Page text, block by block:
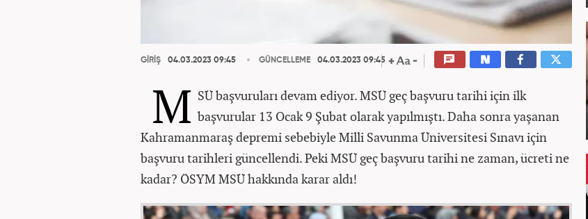
GİRİŞ 04.03.2023 09:45 GÜNCELLEME 04.03.2023 09:45
M SÜ başvuruları devam ediyor.MSÜ geç başvuru tarihi için ilk
başvurular 13 Ocak 9 Şubat olarak yapılmıştı. Daha sonra yaşanan
Kahramanmaraş depremi sebebiyle Milli Savunma Üniversitesi Sınavı için
başvuru tarihleri güncellendi. Peki MSÜ geç başvuru tarihi ne zaman, ücreti ne
kadar? ÖSYM MSÜ hakkında karar aldı!